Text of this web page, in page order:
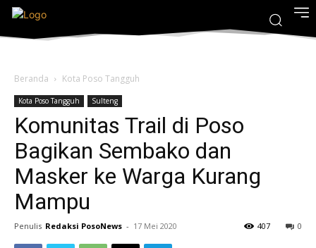
Beranda Kota Poso Tangguh
Kota Poso Tangguh Sulteng
Komunitas Trail di Poso
Bagikan Sembako dan
Masker ke Warga Kurang
Mampu
Penulis Redaksi PosoNews - 17 Mei 2020 0
407